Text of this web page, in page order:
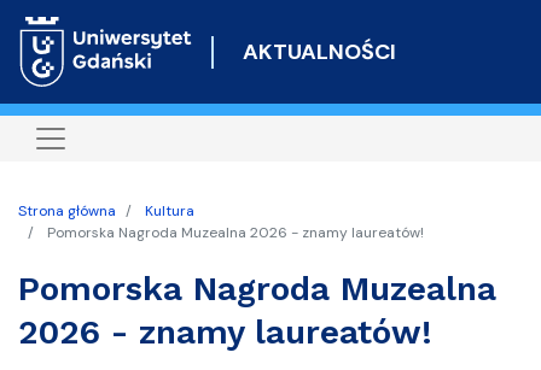
do
AKTUALNOŚCI
Strona główna
Kultura
Pomorska Nagroda Muzealna 2026 - znamy laureatów!
Pomorska Nagroda Muzealna
2026 - znamy laureatów!